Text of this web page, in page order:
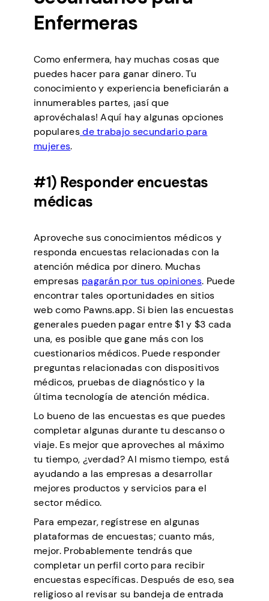
Enfermeras
Como enfermera, hay muchas cosas que
puedes hacer para ganar dinero. Tu
conocimiento y experiencia beneficiarán a
innumerables partes, ¡así que
aprovéchalas! Aquí hay algunas opciones
popularesde trabajo secundario para
mujeres.
#1) Responder encuestas
médicas
Aproveche sus conocimientos médicos y
responda encuestas relacionadas con la
atención médica por dinero. Muchas
empresas pagarán por tus opiniones. Puede
encontrar tales oportunidades en sitios
web como Pawns.app. Si bien las encuestas
generales pueden pagar entre $1 y $3 cada
una, es posible que gane más con los
cuestionarios médicos. Puede responder
preguntas relacionadas con dispositivos
médicos, pruebas de diagnóstico y la
última tecnología de atención médica.
Lo bueno de las encuestas es que puedes
completar algunas durante tu descanso o
viaje. Es mejor que aproveches al máximo
tu tiempo, ¿verdad? Al mismo tiempo, está
ayudando a las empresas a desarrollar
mejores productos y servicios para el
sector médico.
Para empezar, regístrese en algunas
plataformas de encuestas; cuanto más,
mejor. Probablemente tendrás que
completar un perfil corto para recibir
encuestas específicas. Después de eso, sea
religioso al revisar su bandeja de entrada